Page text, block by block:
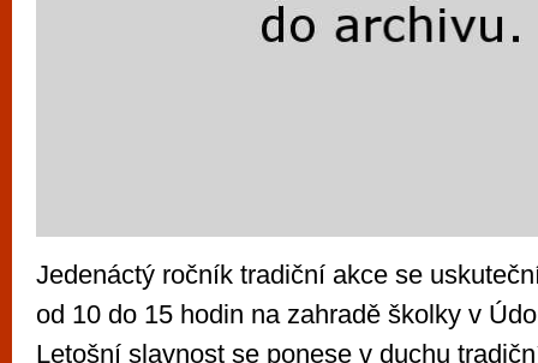
Jedenáctý ročník tradiční akce se
od 10 do 15 hodin na zahradě školky v
Letošní slavnost se ponese v duchu